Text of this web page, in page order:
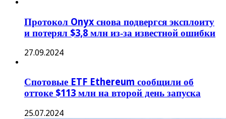
Протокол Onyx снова подвергся эксплоиту
и потерял $3,8 млн из‑за известной ошибки
27.09.2024
Спотовые ETF Ethereum сообщили об
оттоке $113 млн на второй день запуска
25.07.2024